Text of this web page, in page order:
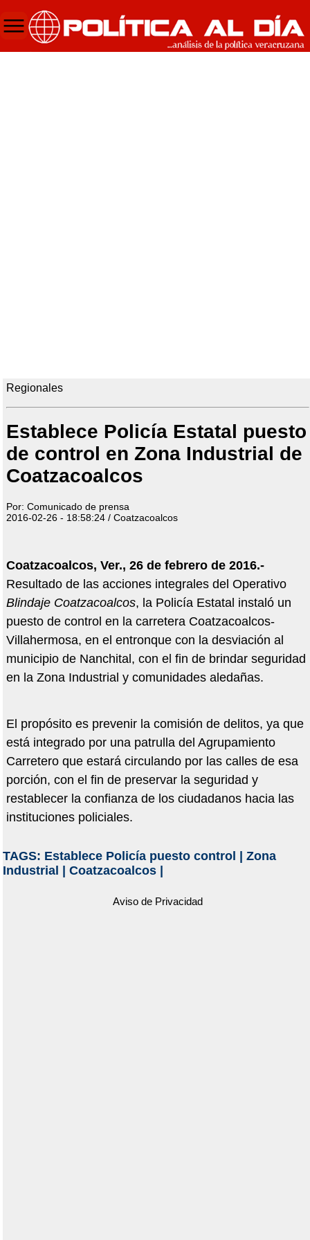
Regionales
Establece Policía Estatal puesto
de control en Zona Industrial de
Coatzacoalcos
Por: Comunicado de prensa
2016-02-26 - 18:58:24 / Coatzacoalcos
Coatzacoalcos, Ver., 26 de febrero de 2016.-
Resultado de las acciones integrales del Operativo
Blindaje Coatzacoalcos, la Policía Estatal instaló un
puesto de control en la carretera Coatzacoalcos-
Villahermosa, en el entronque con la desviación al
municipio de Nanchital, con el fin de brindar seguridad
en la Zona Industrial y comunidades aledañas.
El propósito es prevenir la comisión de delitos, ya que
está integrado por una patrulla del Agrupamiento
Carretero que estará circulando por las calles de esa
porción, con el fin de preservar la seguridad y
restablecer la confianza de los ciudadanos hacia las
instituciones policiales.
TAGS: Establece Policía puesto control
Zona
Industrial
Coatzacoalcos
Aviso de Privacidad